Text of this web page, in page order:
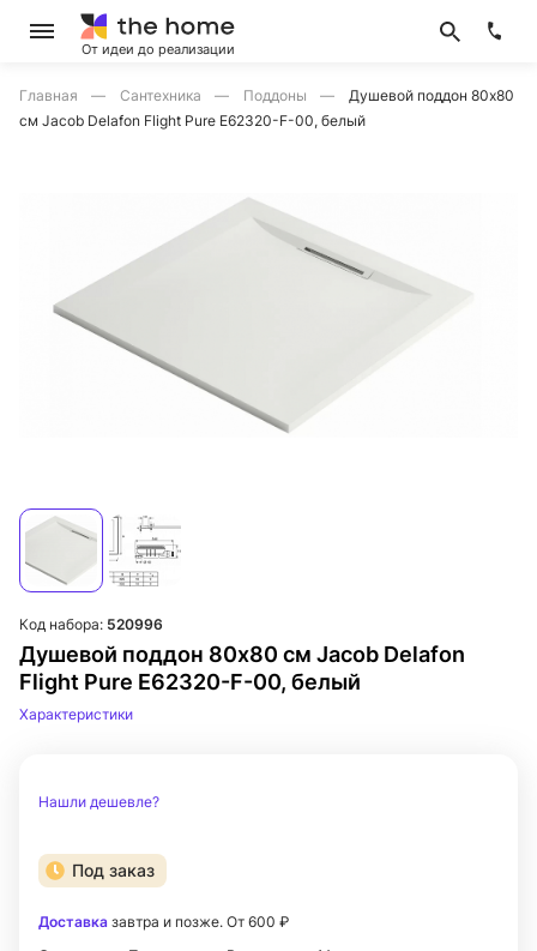
От идеи до реализации
Главная Сантехника Поддоны
Душевой поддон 80х80
см Jacob Delafon Flight Pure E62320-F-00, белый
Душевой поддон 80х80 см Jacob Delafon
Flight Pure E62320-F-00, белый
Код набора: 520996
Характеристики
Нашли дешевле?
Под заказ
Доставка завтра и позже. От 600 ₽